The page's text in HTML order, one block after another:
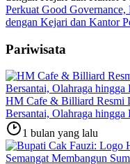
Perkuat Good
dengan Kejari dan Kantor
Pariwisata
HM Cafe & Billiard Resmi
Bersantai, Olahraga
1 bulan yang lalu